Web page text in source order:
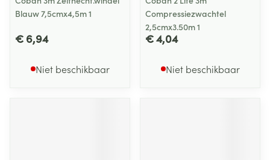
Blauw 7,5cmx4,5m 1
€ 6,94
Niet beschikbaar
Compressiezwachtel
2,5cmx3.50m 1
€ 4,04
Niet beschikbaar